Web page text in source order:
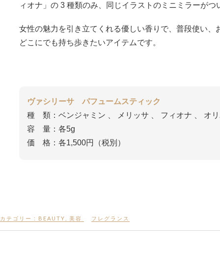
ィオナ」の 3 種類のみ、同じイラストのミニミラーが
女性の魅力を引き立てくれる優しい香りで、普段使い
どこにでも持ち歩きたいアイテムです。
ヴァシリーサ パフュームスティック
種 類：ベンジャミン 、 メリッサ 、 フィオナ 、 オ
容 量：各5g
価 格：各1,500円（税別）
カテゴリー : BEAUTY 美容 フレグランス